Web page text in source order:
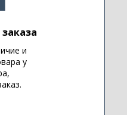
и
у